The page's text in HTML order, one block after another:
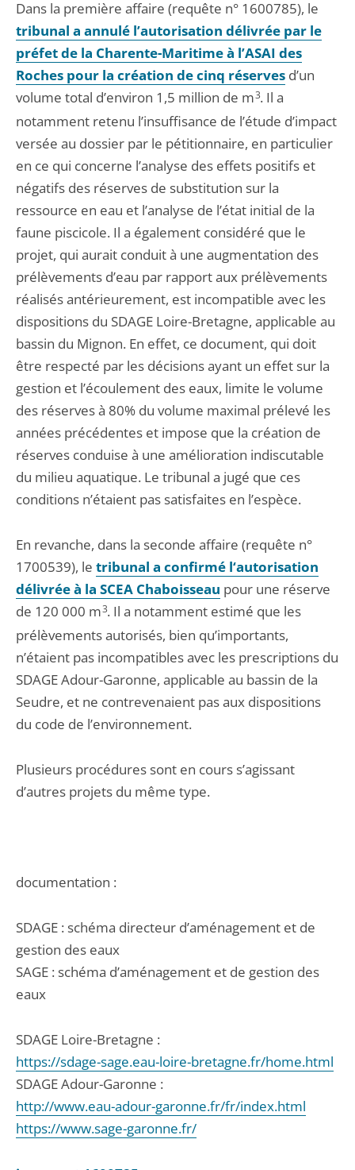
Dans la première affaire (requête n° 1600785), le
tribunal a annulé l’autorisation délivrée par le
préfet de la Charente-Maritime à l’ASAI des
Roches pour la création de cinq réserves d’un
volume total d’environ 1,5 million de m3. Il a
notamment retenu l’insuffisance de l’étude d’impact
versée au dossier par le pétitionnaire, en particulier
en ce qui concerne l’analyse des effets positifs et
négatifs des réserves de substitution sur la
ressource en eau et l’analyse de l’état initial de la
faune piscicole. Il a également considéré que le
projet, qui aurait conduit à une augmentation des
prélèvements d’eau par rapport aux prélèvements
réalisés antérieurement, est incompatible avec les
dispositions du SDAGE Loire-Bretagne, applicable au
bassin du Mignon. En effet, ce document, qui doit
être respecté par les décisions ayant un effet sur la
gestion et l’écoulement des eaux, limite le volume
des réserves à 80% du volume maximal prélevé les
années précédentes et impose que la création de
réserves conduise à une amélioration indiscutable
du milieu aquatique. Le tribunal a jugé que ces
conditions n’étaient pas satisfaites en l’espèce.
En revanche, dans la seconde affaire (requête n°
1700539), le tribunal a confirmé l‘autorisation
délivrée à la SCEA Chaboisseau pour une réserve
de 120 000 m3. Il a notamment estimé que les
prélèvements autorisés, bien qu’importants,
n’étaient pas incompatibles avec les prescriptions du
SDAGE Adour-Garonne, applicable au bassin de la
Seudre, et ne contrevenaient pas aux dispositions
du code de l’environnement.
Plusieurs procédures sont en cours s’agissant
d’autres projets du même type.
documentation :
SDAGE : schéma directeur d’aménagement et de
gestion des eaux
SAGE : schéma d’aménagement et de gestion des
eaux
SDAGE Loire-Bretagne :
https://sdage-sage.eau-loire-bretagne.fr/home.html
SDAGE Adour-Garonne :
http://www.eau-adour-garonne.fr/fr/index.html
https://www.sage-garonne.fr/